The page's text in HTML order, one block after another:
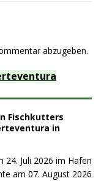
abzugeben.
Fischkutters
in
Juli 2026 im Hafen
am 07. August 2026